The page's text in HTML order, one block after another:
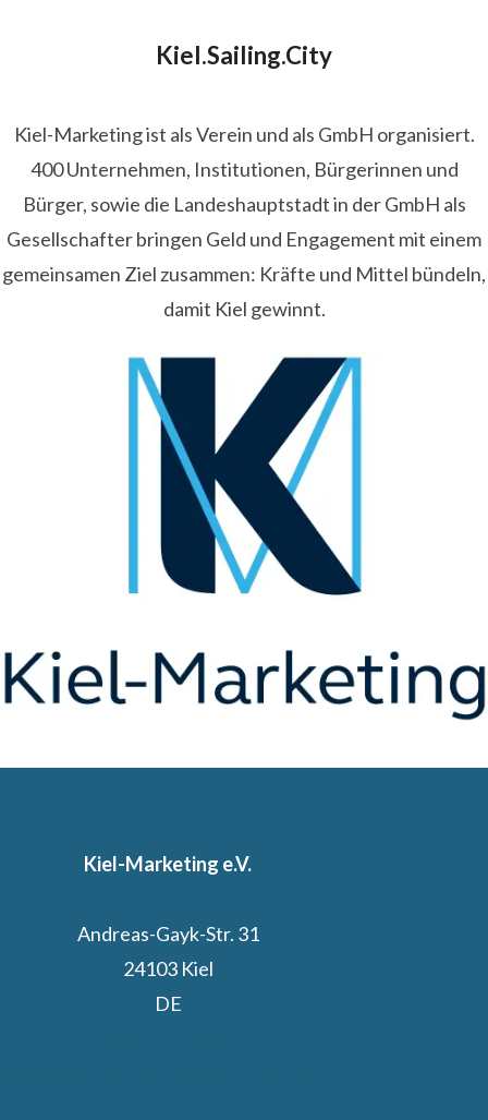
Kiel.Sailing.City
Kiel-Marketing ist als Verein und als GmbH organisiert.
400 Unternehmen, Institutionen, Bürgerinnen und
Bürger, sowie die Landeshauptstadt in der GmbH als
Gesellschafter bringen Geld und Engagement mit einem
gemeinsamen Ziel zusammen: Kräfte und Mittel bündeln,
damit Kiel gewinnt.
Kiel-Marketing e.V.
Andreas-Gayk-Str. 31
24103 Kiel
DE